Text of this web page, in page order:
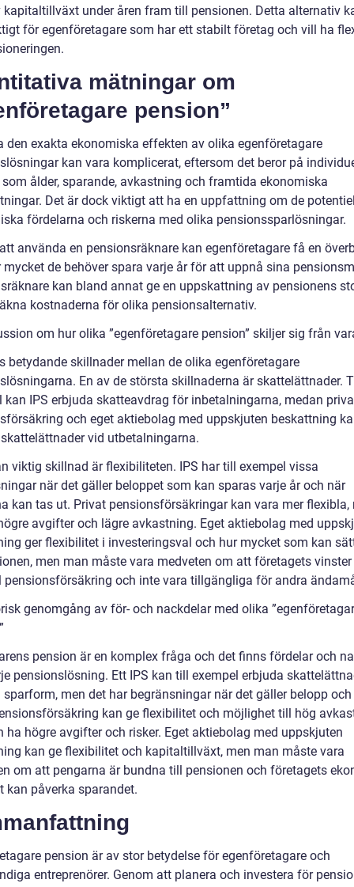
kapitaltillväxt under åren fram till pensionen. Detta alternativ
för egenföretagare som har ett stabilt företag och vill ha
mätningar om
pension”
den exakta ekonomiska effekten av olika egenföretagare
kan vara komplicerat, eftersom det beror på
ålder, sparande, avkastning och framtida ekonomiska
Det är dock viktigt att ha en uppfattning om de
fördelarna och riskerna med olika pensionssparlösningar.
använda en pensionsräknare kan egenföretagare få en
mycket de behöver spara varje år för att uppnå sina
kan bland annat ge en uppskattning av pensionens
kostnaderna för olika pensionsalternativ.
om hur olika ”egenföretagare pension” skiljer sig från
betydande skillnader mellan de olika egenföretagare
En av de största skillnaderna är skattelättnader.
kan IPS erbjuda skatteavdrag för inbetalningarna, medan
och eget aktiebolag med uppskjuten beskattning
vid utbetalningarna.
viktig skillnad är flexibiliteten. IPS har till exempel vissa
när det gäller beloppet som kan sparas varje år och när
kan tas ut. Privat pensionsförsäkringar kan vara mer flexibla,
avgifter och lägre avkastning. Eget aktiebolag med
ger flexibilitet i investeringsval och hur mycket som kan
men man måste vara medveten om att företagets
pensionsförsäkring och inte vara tillgängliga för andra
genomgång av för- och nackdelar med olika
pension är en komplex fråga och det finns fördelar och
pensionslösning. Ett IPS kan till exempel erbjuda
sparform, men det har begränsningar när det gäller belopp
kan ge flexibilitet och möjlighet till hög
ha högre avgifter och risker. Eget aktiebolag med uppskjuten
kan ge flexibilitet och kapitaltillväxt, men man måste vara
om att pengarna är bundna till pensionen och företagets
kan påverka sparandet.
pension är av stor betydelse för egenföretagare och
entreprenörer. Genom att planera och investera för